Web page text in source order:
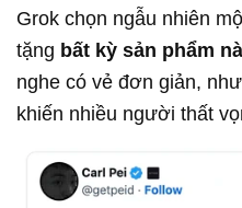
Grok chọn ngẫu nhiên
tặng bất kỳ sản phẩm
nghe có vẻ đơn giản,
khiến nhiều người thất